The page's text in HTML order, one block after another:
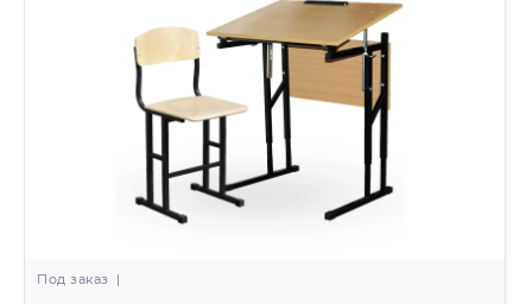
Под заказ |